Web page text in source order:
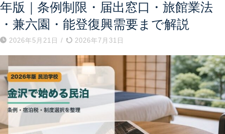
年版｜条例制限・届出窓口・旅館業法
・兼六園・能登復興需要まで解説
2026年5月21日 / 2026年7月31日